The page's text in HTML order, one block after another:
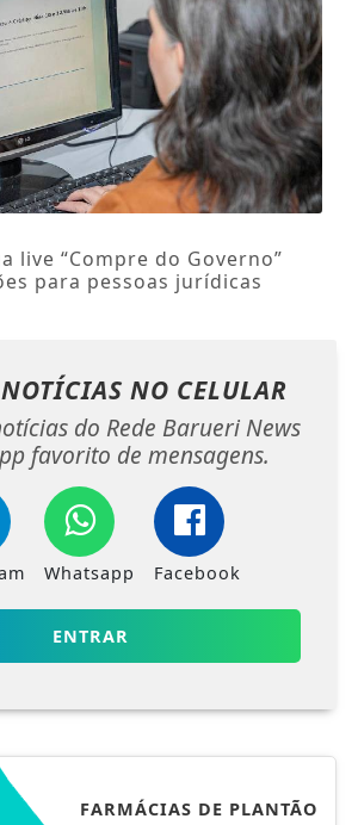
live “Compre do Governo”
para pessoas jurídicas
NO CELULAR
do Rede Barueri News
favorito de mensagens.
Whatsapp Facebook
ENTRAR
FARMÁCIAS DE PLANTÃO